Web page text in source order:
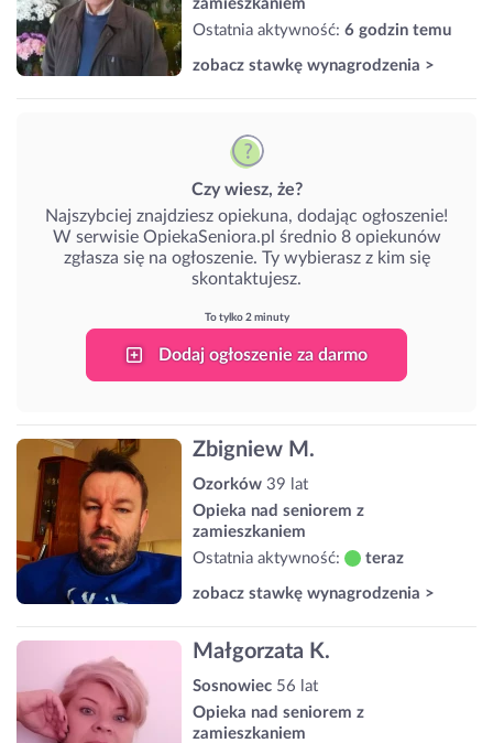
zamieszkaniem
Ostatnia aktywność: 6 godzin temu
zobacz stawkę wynagrodzenia >
Czy wiesz, że?
Najszybciej znajdziesz opiekuna, dodając ogłoszenie!
W serwisie OpiekaSeniora.pl średnio 8 opiekunów
zgłasza się na ogłoszenie. Ty wybierasz z kim się
skontaktujesz.
To tylko 2 minuty
Dodaj ogłoszenie za darmo
Zbigniew M.
Ozorków 39 lat
Opieka nad seniorem z
zamieszkaniem
Ostatnia aktywność:
teraz
zobacz stawkę wynagrodzenia >
Małgorzata K.
Sosnowiec 56 lat
Opieka nad seniorem z
zamieszkaniem